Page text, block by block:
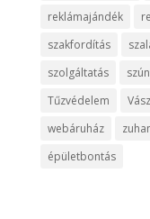
reklámajándék
szakfordítás
szolgáltatás
Tűzvédelem
webáruház
épületbontás